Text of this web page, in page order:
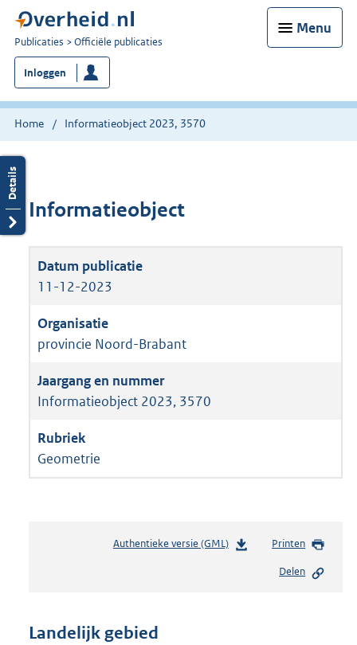
Menu
U
bent
nu
hier:
Publicaties Officiële publicaties
Inloggen
Home Informatieobject 2023, 3570
Informatieobject
11-12-2023
provincie Noord-Brabant
Informatieobject 2023, 3570
Geometrie
Authentieke versie (GML)b
Printen
Delen
Landelijk gebied